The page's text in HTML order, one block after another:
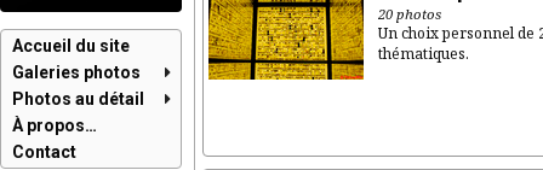
Accueil du site
Galeries photos
Photos au détail
À propos…
Contact
20 photos
Un choix personnel de
thématiques.